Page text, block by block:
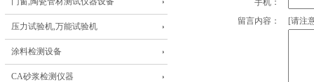
压力试验机,万能试验机
涂料检测设备
CA砂浆检测仪器
手机：
留言内容：
[请注